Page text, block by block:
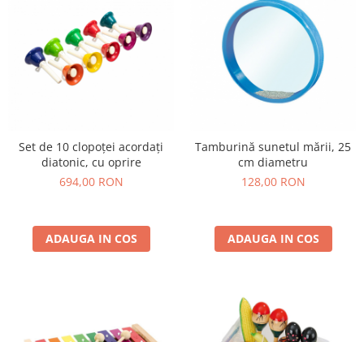
Set de 10 clopoței acordați
diatonic, cu oprire
694,00 RON
ADAUGA IN COS
Tamburină sunetul mării, 25
cm diametru
128,00 RON
ADAUGA IN COS